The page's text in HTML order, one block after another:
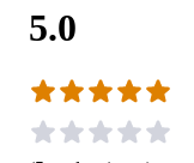
5.0